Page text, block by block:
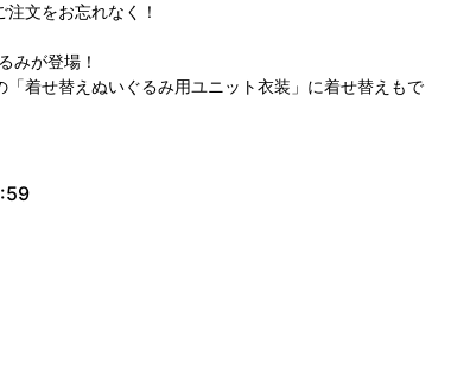
注文をお忘れなく！
みが登場！
着せ替えぬいぐるみ用ユニット衣装」に着せ替えもで